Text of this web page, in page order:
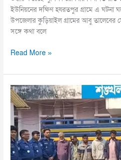
ইউনিয়নের দক্ষিণ হযরতপুর গ্রামে এ ঘটনা
উপজেলার কুড়িয়াইল গ্রামের আবু তালেবের
সঙ্গে কথা বলে
Read More »
শিবগঞ্জে
চোর
চক্রের
১২
সদস্য
গ্রেফতার